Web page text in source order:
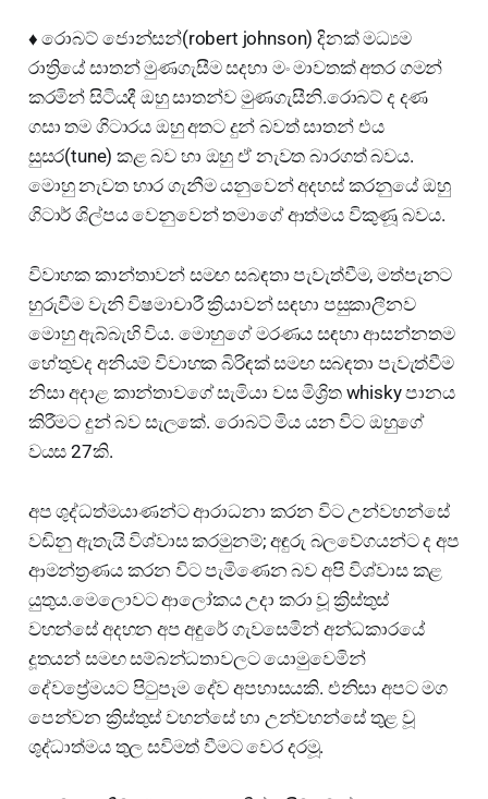
♦️ රොබට් ජොන්සන්(robert johnson) දිනක් මධ්‍යම
රාත්‍රියේ සාතන් මුණගැසීම සදහා මං මාවතක් අතර ගමන්
කරමින් සිටියදී ඔහු සාතන්ව මුණගැසීනි.රොබට් ද දණ
ගසා තම ගිටාරය ඔහු අතට දුන් බවත් සාතන් එය
සුසර(tune) කළ බව හා ඔහු ඒ නැවත බාරගත් බවය.
මොහු නැවත භාර ගැනීම යනුවෙන් අදහස් කරනුයේ ඔහු
ගිටාර් ශිල්පය වෙනුවෙන් තමාගේ ආත්මය විකුණූ බවය.
විවාහක කාන්තාවන් සමඟ සබඳතා පැවැත්වීම, මත්පැනට
හුරුවීම වැනි විෂමාචාරී ක්‍රියාවන් සඳහා පසුකාලීනව
මොහු ඇබ්බැහි විය. මොහුගේ මරණය සඳහා ආසන්නතම
හේතුවද අනියම් විවාහක බිරිඳක් සමඟ සබඳතා පැවැත්වීම
නිසා අදාළ කාන්තාවගේ සැමියා වස මිශ්‍රිත whisky පානය
කිරීමට දුන් බව සැලකේ. රොබට් මිය යන විට ඔහුගේ
වයස 27කි.
අප ශුද්ධත්මයාණන්ට ආරාධනා කරන විට උන්වහන්සේ
වඩිනු ඇතැයි විශ්වාස කරමුනම්; අඳුරු බලවේගයන්ට ද අප
ආමන්ත්‍රණය කරන විට පැමිණෙන බව අපි විශ්වාස කළ
යුතුය.මෙලොවට ආලෝකය උදා කරා වූ ක්‍රිස්තුස්
වහන්සේ අදහන අප අඳුරේ ගැවසෙමින් අන්ධකාරයේ
දූතයන් සමඟ සම්බන්ධතාවලට යොමුවෙමින්
දේවප්‍රේමයට පිටුපෑම දේව අපහාසයකි. එනිසා අපට මග
පෙන්වන ක්‍රිස්තුස් වහන්සේ හා උන්වහන්සේ තුළ වූ
ශුද්ධාත්මය තුල සවිමත් වීමට වෙර දරමූ.